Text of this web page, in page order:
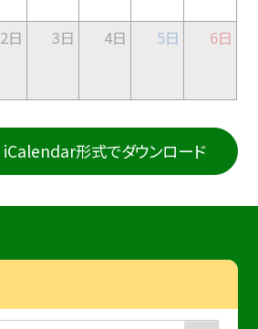
2日 3日 4日 5日 6日
iCalendar形式でダウンロード